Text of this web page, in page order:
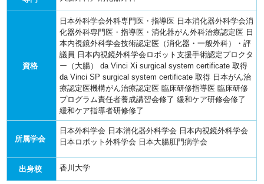
資格
日本外科学会外科専門医・指導医 日本消化器外科学会消
化器外科専門医・指導医・消化器がん外科治療認定医 日
本内視鏡外科学会技術認定医（消化器・一般外科）・評
議員 日本内視鏡外科学会ロボット支援手術認定プロクタ
ー（大腸）
da Vinci Xi surgical system certificate 取得
da Vinci SP surgical system certificate 取得 日本がん治
療認定医機構がん治療認定医 臨床研修指導医 臨床研修
プログラム責任者養成講習会修了 緩和ケア研修会修了
緩和ケア指導者研修修了
所属学会
日本外科学会 日本消化器外科学会 日本内視鏡外科学会
日本ロボット外科学会 日本大腸肛門病学会
出身校 香川大学